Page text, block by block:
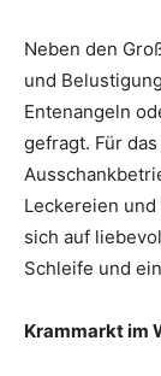
Neben den
und
Entenangeln
gefragt. Für
Leckereien
sich auf
Schleife und
Krammarkt im